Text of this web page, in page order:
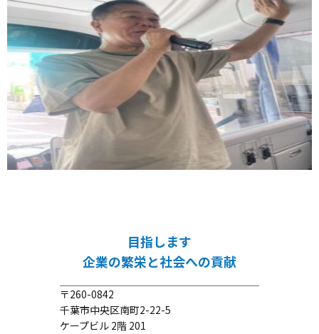
目指します
企業の繁栄と社会への貢献
〒260-0842
千葉市中央区南町2-22-5
ケープビル 2階 201